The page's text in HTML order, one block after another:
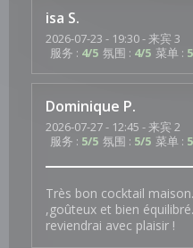
isa S
2026-07-23 - 19:30 - 来宾 3
服务 : 4/5 氛围 : 4/5 菜单 : 5
Dominique P
2026-07-27- 12:45 - 来宾 2
服务 : 5/5 氛围 : 5/5 菜单 : 5
Très bon cocktail
,goûteux et bien
reviendrai avec plaisir !